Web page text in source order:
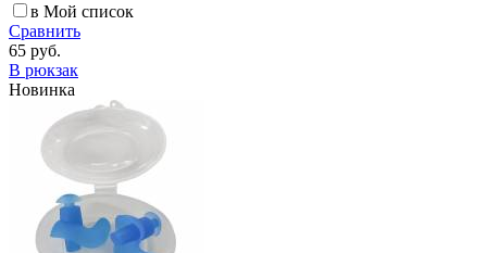
в Мой список
Сравнить
65 руб.
В рюкзак
Новинка